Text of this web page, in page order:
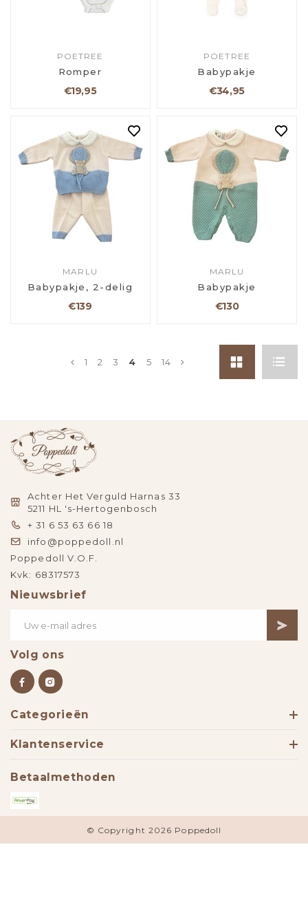
POETREE
Romper
€19,95
POETREE
Babypakje
€34,95
MARLU
Babypakje, 2-delig
€139
MARLU
Babypakje
€130
1 2 3 4 5 14
Achter Het Verguld Harnas 33
5211 HL 's-Hertogenbosch
+ 31 6 53 63 66 18
info@poppedoll.nl
Poppedoll V.O.F.
Kvk: 68317573
Nieuwsbrief
Volg ons
Categorieën
Klantenservice
Betaalmethoden
© Copyright 2026 Poppedoll